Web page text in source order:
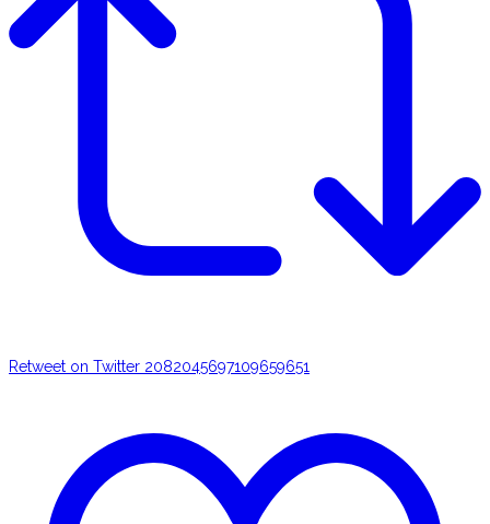
Retweet on Twitter 2082045697109659651